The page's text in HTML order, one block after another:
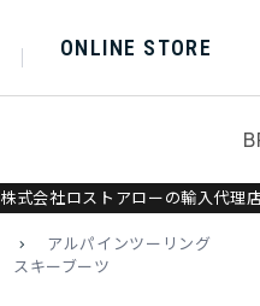
ONLINE STORE
株式会社ロストアローの輸入代理
>
アルパインツーリング
スキーブーツ